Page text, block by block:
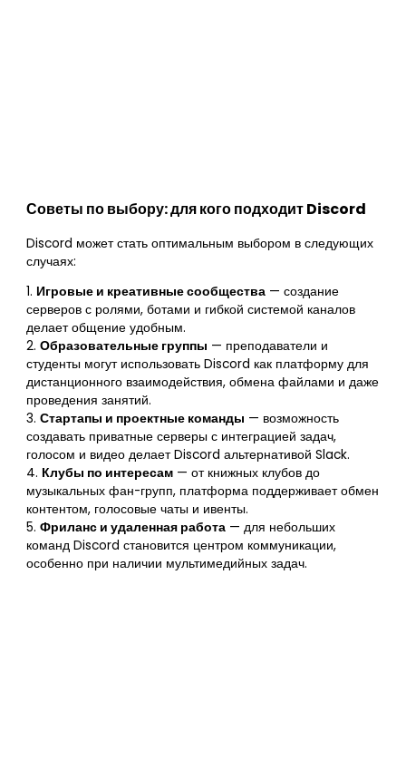
Советы по выбору: для кого подходит Discord
Discord может стать оптимальным выбором в следующих
случаях:
1. Игровые и креативные сообщества — создание
серверов с ролями, ботами и гибкой системой каналов
делает общение удобным.
2.Образовательные группы — преподаватели и
студенты могут использовать Discord как платформу для
дистанционного взаимодействия, обмена файлами и даже
проведения занятий.
3.Стартапы и проектные команды — возможность
создавать приватные серверы с интеграцией задач,
голосом и видео делает Discord альтернативой Slack.
4. Клубы по интересам — от книжных клубов до
музыкальных фан-групп, платформа поддерживает обмен
контентом, голосовые чаты и ивенты.
5.Фриланс и удаленная работа — для небольших
команд Discord становится центром коммуникации,
особенно при наличии мультимедийных задач.